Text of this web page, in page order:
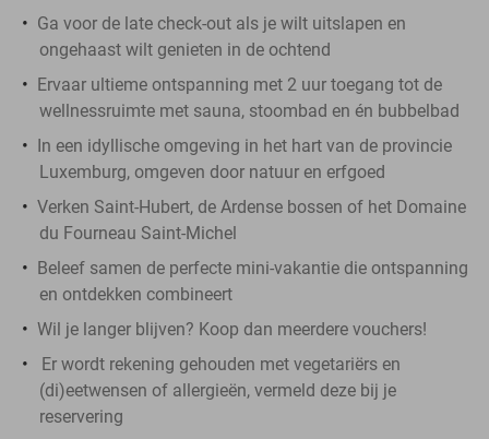
Ga voor de late check-out als je wilt uitslapen en
ongehaast wilt genieten in de ochtend
Ervaar ultieme ontspanning met 2 uur toegang tot de
wellnessruimte met sauna, stoombad en én bubbelbad
In een idyllische omgeving in het hart van de provincie
Luxemburg, omgeven door natuur en erfgoed
Verken Saint-Hubert, de Ardense bossen of het Domaine
du Fourneau Saint-Michel
Beleef samen de perfecte mini-vakantie die ontspanning
en ontdekken combineert
Wil je langer blijven? Koop dan meerdere vouchers!
Er wordt rekening gehouden met vegetariërs en
(di)eetwensen of allergieën, vermeld deze bij je
reservering